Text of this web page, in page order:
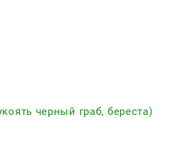
черный граб, береста)